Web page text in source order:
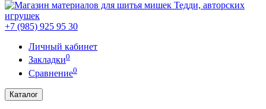
+7 (985) 925 95 30
Личный кабинет
Закладки0
Сравнение0
Каталог